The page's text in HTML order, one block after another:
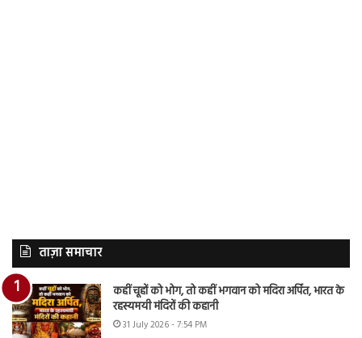
ताज़ा समाचार
कहीं चूहों को भोग, तो कहीं भगवान को मदिरा अर्पित, भारत के
रहस्यमयी मंदिरों की कहानी
31 July 2026 - 7:54 PM